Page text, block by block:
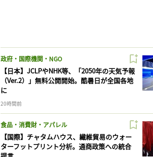
政府・国際機関・NGO
【日本】JCLPやNHK等、「2050年の天気予報
（Ver.2）」無料公開開始。酷暑日が全国各地
に
20時間前
食品・消費財・アパレル
【国際】チャタムハウス、繊維貿易のウォー
ターフットプリント分析。通商政策への統合